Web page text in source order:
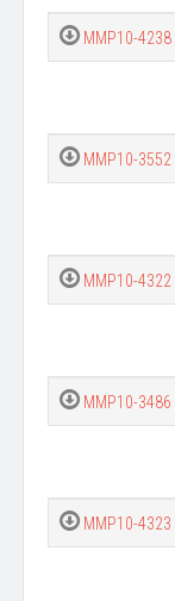
MMP10-4238
MMP10-3552
MMP10-4322
MMP10-3486
MMP10-4323